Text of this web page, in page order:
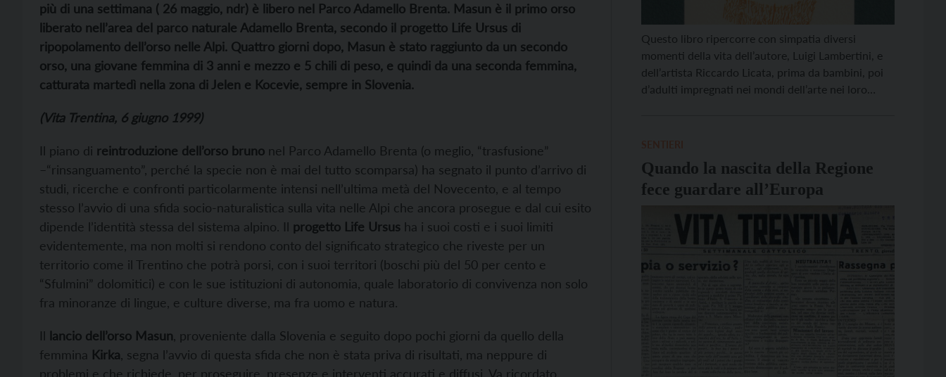
più di una settimana ( 26 maggio, ndr) è libero nel Parco Adamello Brenta. Masun è il primo orso
liberato nell’area del parco naturale Adamello Brenta, secondo il progetto Life Ursus di
ripopolamento dell’orso nelle Alpi. Quattro giorni dopo, Masun è stato raggiunto da un secondo
orso, una giovane femmina di 3 anni e mezzo e 5 chili di peso, e quindi da una seconda femmina,
catturata martedì nella zona di Jelen e Kocevie, sempre in Slovenia.
(Vita Trentina, 6 giugno 1999)
Il piano di reintroduzione dell’orso bruno nel Parco Adamello Brenta (o meglio, “trasfusione”
–“rinsanguamento”, perché la specie non è mai del tutto scomparsa) ha segnato il punto d’arrivo di
studi, ricerche e confronti particolarmente intensi nell’ultima metà del Novecento, e al tempo
stesso l’avvio di una sfida socio-naturalistica sulla vita nelle Alpi che ancora prosegue e dal cui esito
dipende l’identità stessa del sistema alpino. Il progetto Life Ursus ha i suoi costi e i suoi limiti
evidentemente, ma non molti si rendono conto del significato strategico che riveste per un
territorio come il Trentino che potrà porsi, con i suoi territori (boschi più del 50 per cento e
“Sfulmini” dolomitici) e con le sue istituzioni di autonomia, quale laboratorio di convivenza non solo
fra minoranze di lingue, e culture diverse, ma fra uomo e natura.
Il lancio dell’orso Masun , proveniente dalla Slovenia e seguito dopo pochi giorni da quello della
femmina Kirka , segna l’avvio di questa sfida che non è stata priva di risultati, ma neppure di
problemi e che richiede, per proseguire, presenze e interventi accurati e diffusi. Va ricordato,
Questo libro ripercorre con simpatia diversi
momenti della vita dell’autore, Luigi Lambertini, e
dell’artista Riccardo Licata, prima da bambini, poi
d’adulti impregnati nei mondi dell’arte nei loro
Quando la nascita della Regione
fece guardare all’Europa